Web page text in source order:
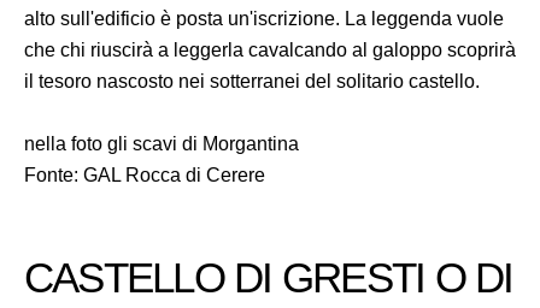
alto sull'edificio è posta un'iscrizione. La leggenda vuole
che chi riuscirà a leggerla cavalcando al galoppo scoprirà
il tesoro nascosto nei sotterranei del solitario castello.
nella foto gli scavi di Morgantina
Fonte: GAL Rocca di Cerere
CASTELLO DI GRESTI O DI